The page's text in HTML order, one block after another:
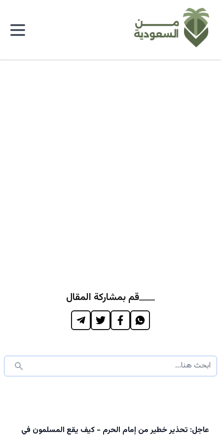
قم بمشاركة المقال
عاجل: تحذير خطير من إمام الحرم - كيف يقع المسلمون في